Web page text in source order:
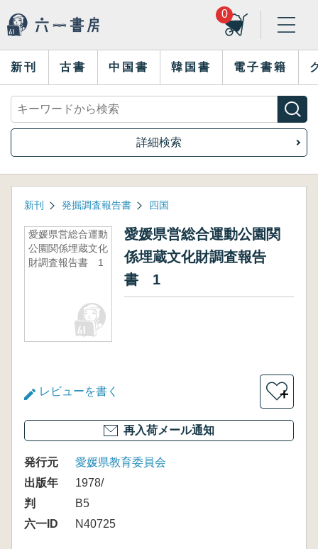
0
新刊 古書 中国書 韓国書 電子書籍
詳細検索
新刊 発掘調査報告書 四国
愛媛県営総合運動
公園関係埋蔵文化
財調査報告書 1
愛媛県営総合運動公園関
係埋蔵文化財調査報告
書 1
レビューを書く ＋
再入荷メール通知
発行元
愛媛県教育委員会
出版年
1978/
判
B5
六一ID
N40725